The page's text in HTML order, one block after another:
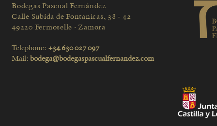
Bodegas Pascual Fernández
Calle Subida de Fontanicas, 38 - 42
49220 Fermoselle · Zamora
Telephone: +34 630 027 097
Mail: bodega@bodegaspascualfernandez.com